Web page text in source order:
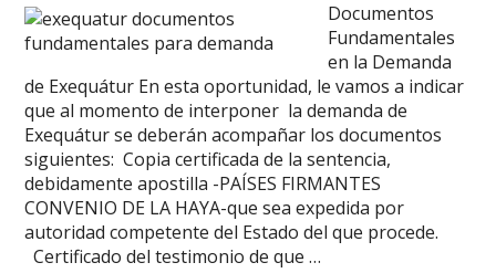
Documentos
Fundamentales
en la Demanda
de Exequátur En esta oportunidad, le vamos a indicar
que al momento de interponer la demanda de
Exequátur se deberán acompañar los documentos
siguientes: Copia certificada de la sentencia,
debidamente apostilla -PAÍSES FIRMANTES
CONVENIO DE LA HAYA-que sea expedida por
autoridad competente del Estado del que procede.
Certificado del testimonio de que …